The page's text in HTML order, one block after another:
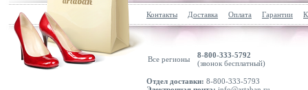
Контакты Доставка Оплата Гарантии
Все регионы
8-800-333-5792
(звонок бесплатный)
Отдел доставки: 8-800-333-5793